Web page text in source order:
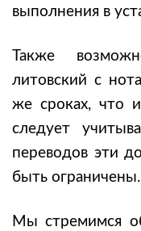
выполнения в
Также
литовский с
же сроках, что
следует
переводов эти
быть ограничены.
Мы стремимся